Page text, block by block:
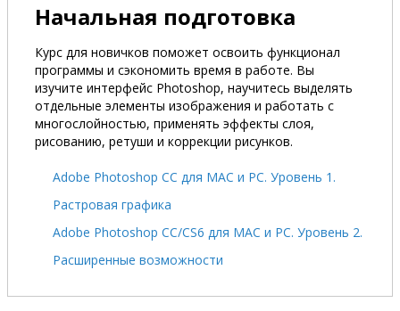
Начальная подготовка
Курс для новичков поможет освоить функционал
программы и сэкономить время в работе. Вы
изучите интерфейс Photoshop, научитесь выделять
отдельные элементы изображения и работать с
многослойностью, применять эффекты слоя,
рисованию, ретуши и коррекции рисунков.
Adobe Photoshop CC для MAC и PC. Уровень 1.
Растровая графика
Adobe Photoshop СС/CS6 для MAC и PC. Уровень 2.
Расширенные возможности